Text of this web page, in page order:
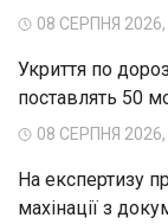
08 СЕРПНЯ 2026,
Укриття по
поставлять 50
08 СЕРПНЯ 2026,
На експертизу
махінації з